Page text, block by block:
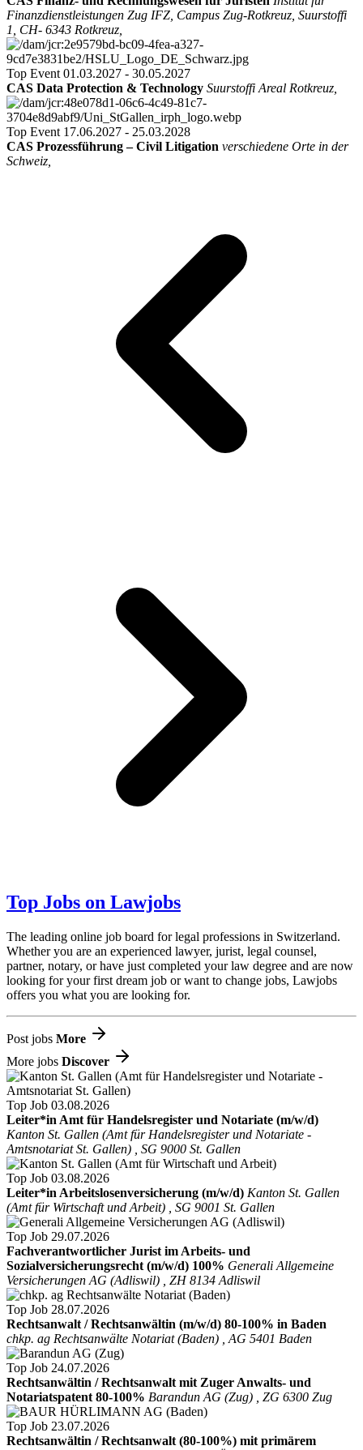
Finanzdienstleistungen Zug IFZ, Campus Zug-Rotkreuz, Suurstoffi
1, CH- 6343 Rotkreuz,
Top Event 01.03.2027 - 30.05.2027
CAS Data Protection & Technology Suurstoffi Areal Rotkreuz,
Top Event 17.06.2027 - 25.03.2028
CAS Prozessführung – Civil Litigation verschiedene Orte in der
Schweiz,
Top Jobs on Lawjobs
The leading online job board for legal professions in Switzerland.
Whether you are an experienced lawyer, jurist, legal counsel,
partner, notary, or have just completed your law degree and are now
looking for your first dream job or want to change jobs, Lawjobs
offers you what you are looking for.
Post jobs More
More jobs Discover
Top Job 03.08.2026
Leiter*in Amt für Handelsregister und Notariate (m/w/d)
Kanton St. Gallen (Amt für Handelsregister und Notariate -
Amtsnotariat St. Gallen) , SG 9000 St. Gallen
Top Job 03.08.2026
Leiter*in Arbeitslosenversicherung (m/w/d) Kanton St. Gallen
(Amt für Wirtschaft und Arbeit) , SG 9001 St. Gallen
Top Job 29.07.2026
Fachverantwortlicher Jurist im Arbeits- und
Sozialversicherungsrecht (m/w/d) 100% Generali Allgemeine
Versicherungen AG (Adliswil) , ZH 8134 Adliswil
Top Job 28.07.2026
Rechtsanwalt / Rechtsanwältin (m/w/d) 80-100% in Baden
chkp. ag Rechtsanwälte Notariat (Baden) , AG 5401 Baden
Top Job 24.07.2026
Rechtsanwältin / Rechtsanwalt mit Zuger Anwalts- und
Notariatspatent 80-100% Barandun AG (Zug) , ZG 6300 Zug
Top Job 23.07.2026
Rechtsanwältin / Rechtsanwalt (80-100%) mit primärem